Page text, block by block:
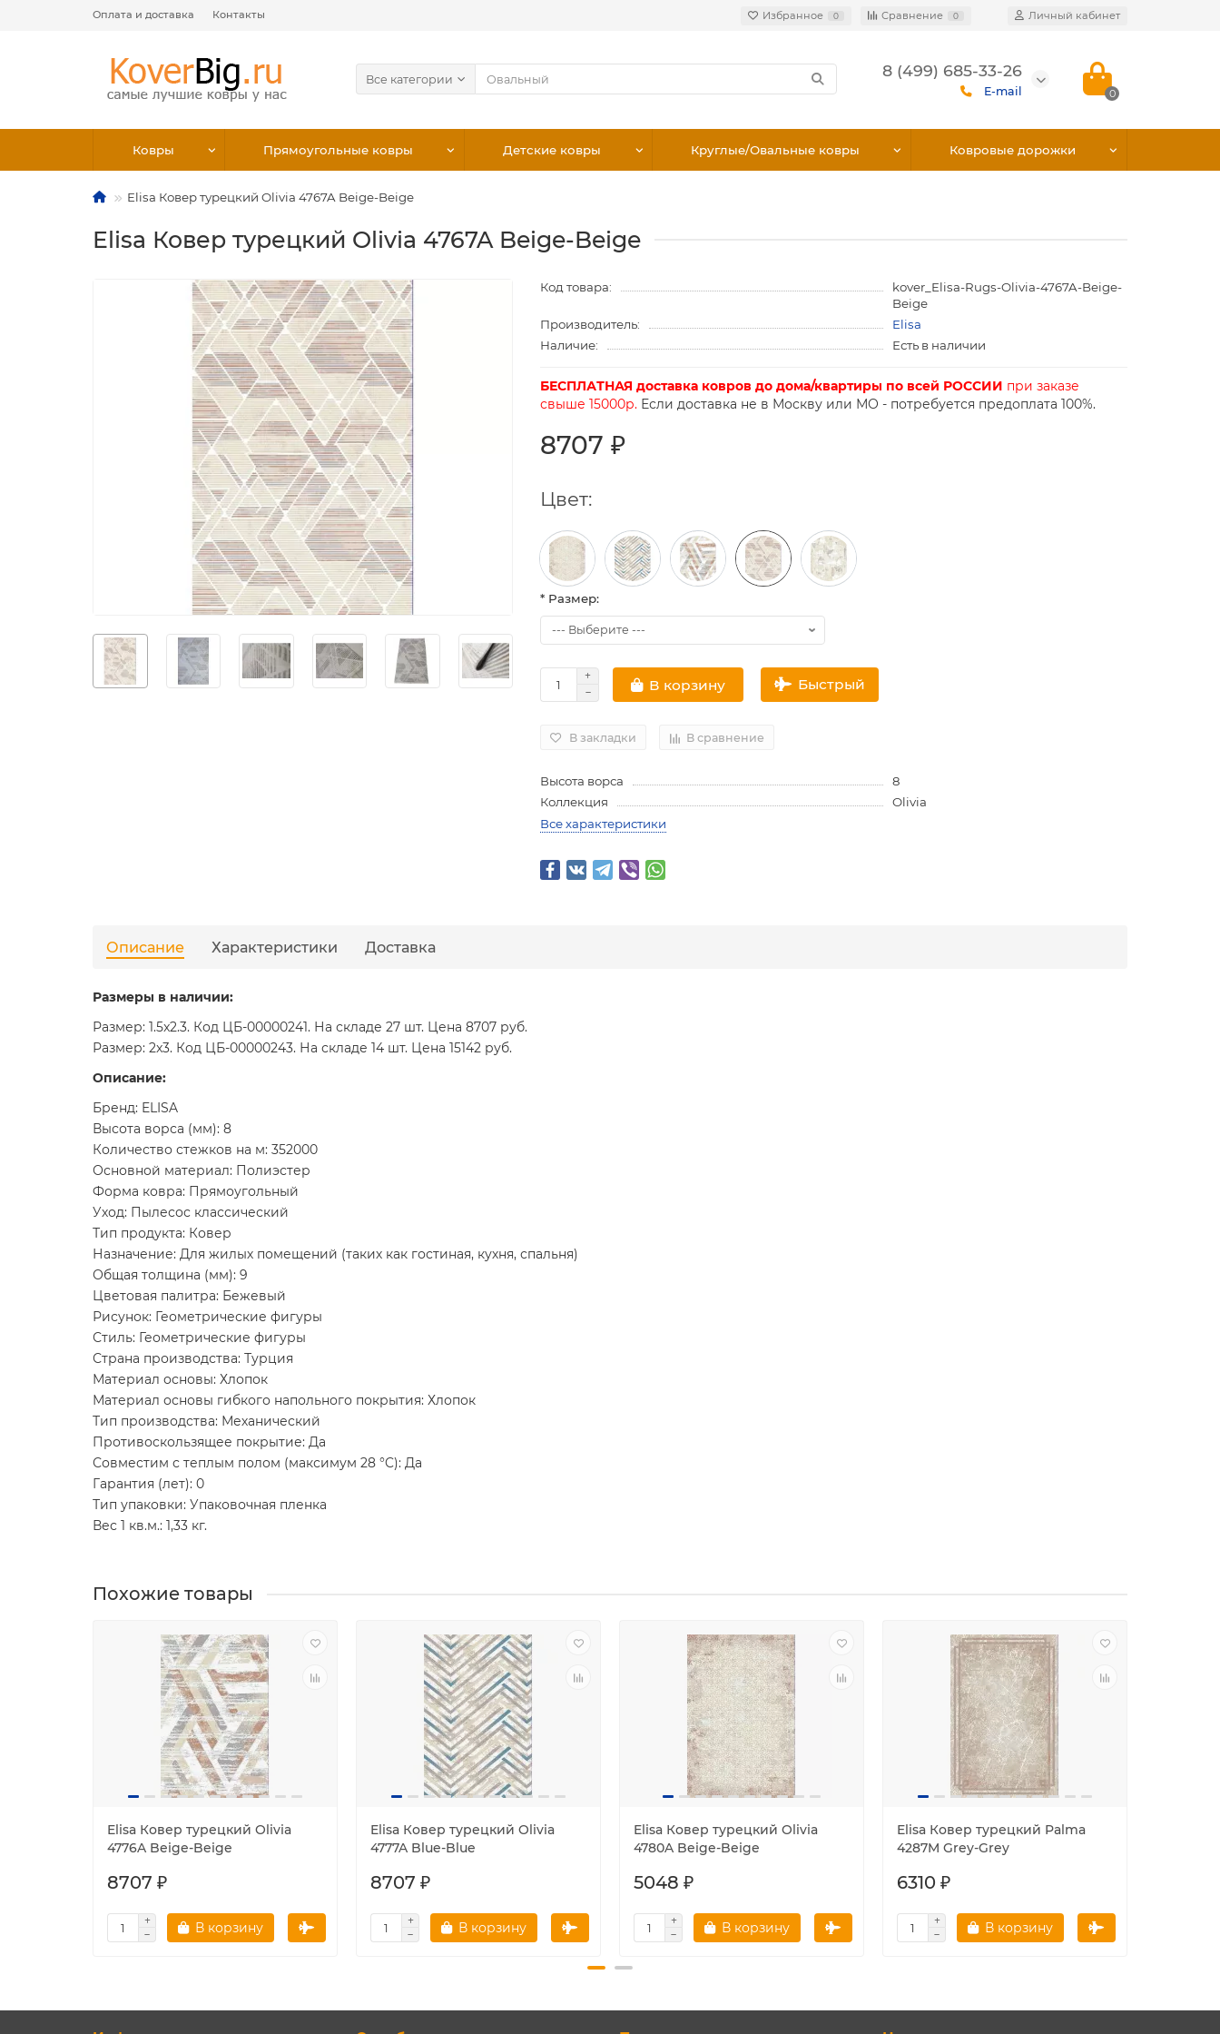
Оплата и доставка Контакты Избранное 0 Сравнение 0 Личный кабинет
Все категории 8 (499) 685-33-26
E-mail 0
Ковры Прямоугольные ковры Детские ковры Круглые/Овальные ковры Ковровые дорожки
Elisa Ковер турецкий Olivia 4767A Beige-Beige
Elisa Ковер турецкий Olivia 4767A Beige-Beige
Код товара:
kover_Elisa-Rugs-Olivia-4767A-Beige-
Beige
Производитель:
Elisa
Наличие:
Есть в наличии
БЕСПЛАТНАЯ доставка ковров до дома/квартиры по всей РОССИИ при заказе
свыше 15000р. Если доставка не в Москву или МО - потребуется предоплата 100%.
8707 ₽
Цвет:
* Размер:
В корзину Быстрый
В закладки В сравнение
Высота ворса
8
Коллекция
Olivia
Все характеристики
Описание Характеристики Доставка
Размеры в наличии:
Размер: 1.5x2.3. Код ЦБ-00000241. На складе 27 шт. Цена 8707 руб.
Размер: 2x3. Код ЦБ-00000243. На складе 14 шт. Цена 15142 руб.
Описание:
Бренд: ELISA
Высота ворса (мм): 8
Количество стежков на м: 352000
Основной материал: Полиэстер
Форма ковра: Прямоугольный
Уход: Пылесос классический
Тип продукта: Ковер
Назначение: Для жилых помещений (таких как гостиная, кухня, спальня)
Общая толщина (мм): 9
Цветовая палитра: Бежевый
Рисунок: Геометрические фигуры
Стиль: Геометрические фигуры
Страна производства: Турция
Материал основы: Хлопок
Материал основы гибкого напольного покрытия: Хлопок
Тип производства: Механический
Противоскользящее покрытие: Да
Совместим с теплым полом (максимум 28 °C): Да
Гарантия (лет): 0
Тип упаковки: Упаковочная пленка
Вес 1 кв.м.: 1,33 кг.
Похожие товары
Elisa Ковер турецкий Olivia
4776A Beige-Beige
8707 ₽
В корзину
Elisa Ковер турецкий Olivia
4777A Blue-Blue
8707 ₽
В корзину
Elisa Ковер турецкий Olivia
4780A Beige-Beige
5048 ₽
В корзину
Elisa Ковер турецкий Palma
4287M Grey-Grey
6310 ₽
В корзину